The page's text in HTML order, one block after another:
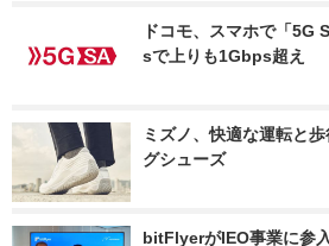
ドコモ、スマホで「5G
sで上りも1Gbps超え
ミズノ、快適な運転と
グシューズ
bitFlyerがIEO事業に参